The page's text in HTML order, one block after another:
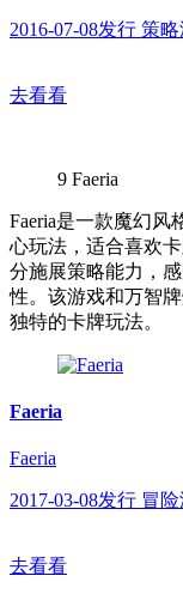
2016-07-08发行 策
去看看
9 Faeria
Faeria是一款魔幻
心玩法，适合喜欢
分施展策略能力，
性。该游戏和万智
独特的卡牌玩法。
Faeria
Faeria
2017-03-08发行 冒
去看看